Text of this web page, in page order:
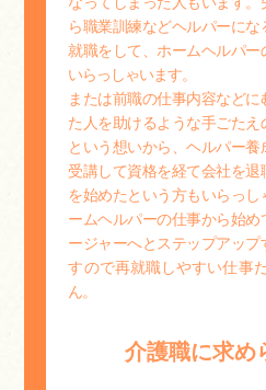
ら職業訓練などヘルパーに
就職をして、ホームヘルパ
いらっしゃいます。
または前職の仕事内容など
た人を助けるような手ごた
という想いから、ヘルパー
受講して資格を経て会社を
を始めたという方もいらっ
ームヘルパーの仕事から始
ージャーへとステップアッ
すので再就職しやすい仕事
ん。
介護職に求め